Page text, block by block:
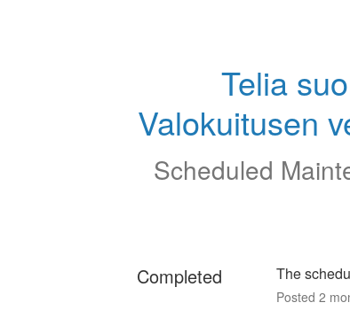
Telia
Valokuitusen
Scheduled
Completed The
Posted 2